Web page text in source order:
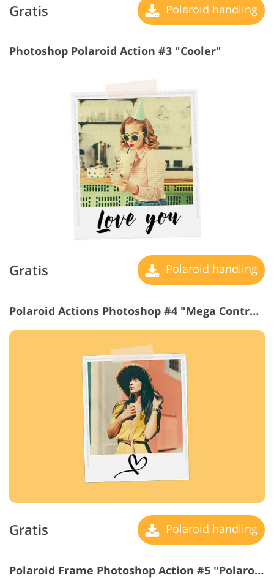
Gratis Polaroid handling
Photoshop Polaroid Action #3 "Cooler"
Gratis Polaroid handling
Polaroid Actions Photoshop #4 "Mega Contrast"
Gratis Polaroid handling
Polaroid Frame Photoshop Action #5 "Polaroid Film"